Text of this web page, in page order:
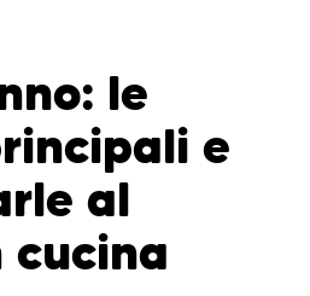
le
e
al
cucina